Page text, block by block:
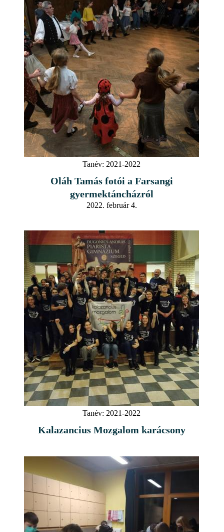
Tanév: 2021-2022
Oláh Tamás fotói a Farsangi
gyermektáncházról
2022. február 4.
Tanév: 2021-2022
Kalazancius Mozgalom karácsony